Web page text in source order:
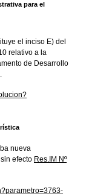
para el
el inciso E) del
relativo a la
de Desarrollo
nueva
efecto Res.IM Nº